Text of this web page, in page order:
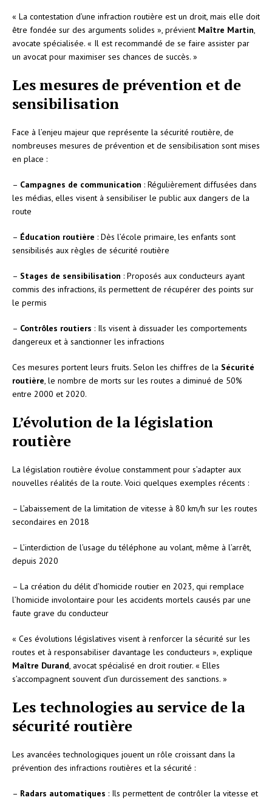
« La contestation d’une infraction routière est un droit, mais elle doit
être fondée sur des arguments solides », prévient Maître Martin,
avocate spécialisée. « Il est recommandé de se faire assister par
un avocat pour maximiser ses chances de succès. »
Les mesures de prévention et de
sensibilisation
Face à l’enjeu majeur que représente la sécurité routière, de
nombreuses mesures de prévention et de sensibilisation sont mises
en place :
– Campagnes de communication : Régulièrement diffusées dans
les médias, elles visent à sensibiliser le public aux dangers de la
route
– Éducation routière : Dès l’école primaire, les enfants sont
sensibilisés aux règles de sécurité routière
– Stages de sensibilisation : Proposés aux conducteurs ayant
commis des infractions, ils permettent de récupérer des points sur
le permis
– Contrôles routiers : Ils visent à dissuader les comportements
dangereux et à sanctionner les infractions
Ces mesures portent leurs fruits. Selon les chiffres de la Sécurité
routière, le nombre de morts sur les routes a diminué de 50%
entre 2000 et 2020.
L’évolution de la législation
routière
La législation routière évolue constamment pour s’adapter aux
nouvelles réalités de la route. Voici quelques exemples récents :
– L’abaissement de la limitation de vitesse à 80 km/h sur les routes
secondaires en 2018
– L’interdiction de l’usage du téléphone au volant, même à l’arrêt,
depuis 2020
– La création du délit d’homicide routier en 2023, qui remplace
l’homicide involontaire pour les accidents mortels causés par une
faute grave du conducteur
« Ces évolutions législatives visent à renforcer la sécurité sur les
routes et à responsabiliser davantage les conducteurs », explique
Maître Durand, avocat spécialisé en droit routier. « Elles
s’accompagnent souvent d’un durcissement des sanctions. »
Les technologies au service de la
sécurité routière
Les avancées technologiques jouent un rôle croissant dans la
prévention des infractions routières et la sécurité :
– Radars automatiques : Ils permettent de contrôler la vitesse et